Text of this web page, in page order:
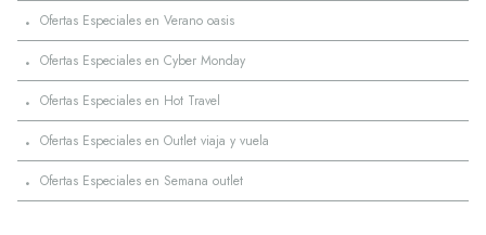
· Ofertas Especiales en Verano oasis
· Ofertas Especiales en Cyber Monday
· Ofertas Especiales en Hot Travel
· Ofertas Especiales en Outlet viaja y vuela
· Ofertas Especiales en Semana outlet